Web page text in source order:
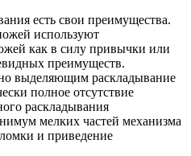
есть свои преимущества.
используют
как в силу привычки или
преимуществ.
выделяющим раскладывание
полное отсутствие
раскладывания
мелких частей механизма
и приведение